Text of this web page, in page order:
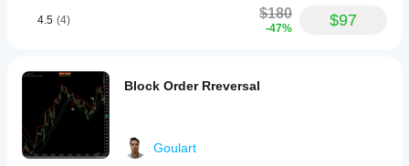
（可选）
指标可能需要成交量确认后才生成信号。
当前成交量必须大于或等于成交量的移动平均 × 乘数。
这有助于过滤流动性不足市场中的假突破和信号。
场条
现。
您可
数以
标适
应您
的策
略。
4.5 (4) $180
-47% $97
Block Order Rreversal
Goulart